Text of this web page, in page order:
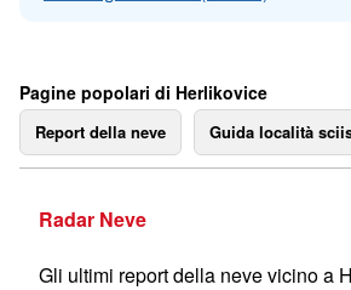
Pagine popolari di Herlikovice
Report della neve Guida località
Radar Neve
Gli ultimi report della neve vicino a